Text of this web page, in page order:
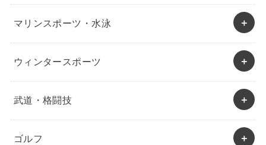
マリンスポーツ・水泳
ウィンタースポーツ
武道・格闘技
ゴルフ